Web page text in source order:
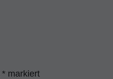
* markiert